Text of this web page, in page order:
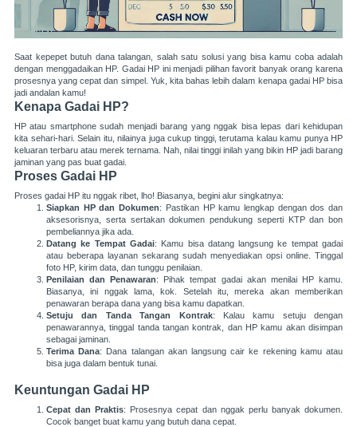
Saat kepepet butuh dana talangan, salah satu solusi yang bisa kamu coba adalah
dengan menggadaikan HP. Gadai HP ini menjadi pilihan favorit banyak orang karena
prosesnya yang cepat dan simpel. Yuk, kita bahas lebih dalam kenapa gadai HP bisa
jadi andalan kamu!
Kenapa Gadai HP?
HP atau smartphone sudah menjadi barang yang nggak bisa lepas dari kehidupan
kita sehari-hari. Selain itu, nilainya juga cukup tinggi, terutama kalau kamu punya HP
keluaran terbaru atau merek ternama. Nah, nilai tinggi inilah yang bikin HP jadi barang
jaminan yang pas buat gadai.
Proses Gadai HP
Proses gadai HP itu nggak ribet, lho! Biasanya, begini alur singkatnya:
Siapkan HP dan Dokumen: Pastikan HP kamu lengkap dengan dos dan
aksesorisnya, serta sertakan dokumen pendukung seperti KTP dan bon
pembeliannya jika ada.
Datang ke Tempat Gadai: Kamu bisa datang langsung ke tempat gadai
atau beberapa layanan sekarang sudah menyediakan opsi online. Tinggal
foto HP, kirim data, dan tunggu penilaian.
Penilaian dan Penawaran: Pihak tempat gadai akan menilai HP kamu.
Biasanya, ini nggak lama, kok. Setelah itu, mereka akan memberikan
penawaran berapa dana yang bisa kamu dapatkan.
Setuju dan Tanda Tangan Kontrak: Kalau kamu setuju dengan
penawarannya, tinggal tanda tangan kontrak, dan HP kamu akan disimpan
sebagai jaminan.
Terima Dana: Dana talangan akan langsung cair ke rekening kamu atau
bisa juga dalam bentuk tunai.
Keuntungan Gadai HP
Cepat dan Praktis: Prosesnya cepat dan nggak perlu banyak dokumen.
Cocok banget buat kamu yang butuh dana cepat.